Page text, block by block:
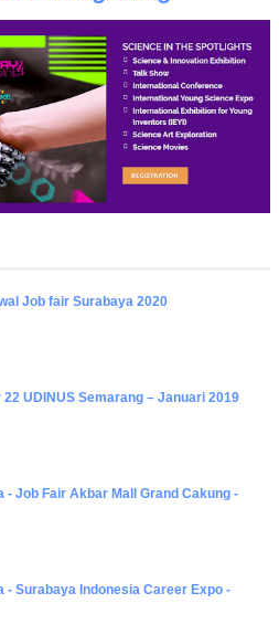
Job fair Surabaya 2020
UDINUS Semarang – Januari 2019
- Job Fair ​Akbar ​Mall Grand Cakung -
- Surabaya Indonesia Career Expo -